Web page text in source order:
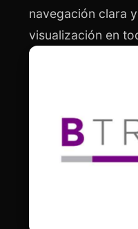
navegación clara
visualización en